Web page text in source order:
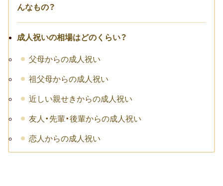
仕事のお祝い・ギフト
お詫び
創立・創業記念（周年記念）
転職祝い
んなもの？
成人祝いの相場はどのくらい？
父母からの成人祝い
祖父母からの成人祝い
近しい親せきからの成人祝い
友人・先輩・後輩からの成人祝い
恋人からの成人祝い